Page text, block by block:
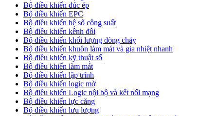
Bộ điều khiển đúc ép
Bộ điều khiển EPC
Bộ điều khiển hệ số công suất
Bộ điều khiển kênh đôi
Bộ điều khiển khối lượng dòng chảy
Bộ điều khiển khuôn làm mát và gia nhiệt nhanh
Bộ điều khiển kỹ thuật số
Bộ điều khiển làm mát
Bộ điều khiển lập trình
Bộ điều khiển logic mờ
Bộ điều khiển Logic nội bộ và kết nối mạng
Bộ điều khiển lực căng
Bộ điều khiển lưu lượng